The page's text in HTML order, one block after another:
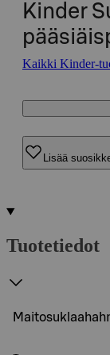
Kinder
Kaikki Kinder-
Lisää
Tuotetiedot